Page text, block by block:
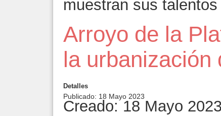
muestran sus
Arroyo de la
la urbanización
Detalles
Publicado: 18 Mayo 2023
Creado: 18 Mayo 2023